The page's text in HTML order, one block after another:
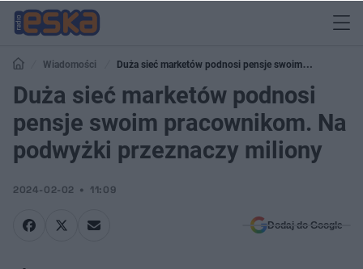
Wiadomości
Duża sieć marketów podnosi pensje swoim
pracownikom. Na podwyżki przeznaczy miliony
Duża sieć marketów podnosi
pensje swoim pracownikom. Na
podwyżki przeznaczy miliony
2024-02-02 11:09
Dodaj do Google